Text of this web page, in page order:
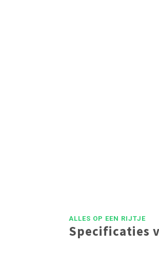
ALLES OP EEN RIJTJE
Specificaties